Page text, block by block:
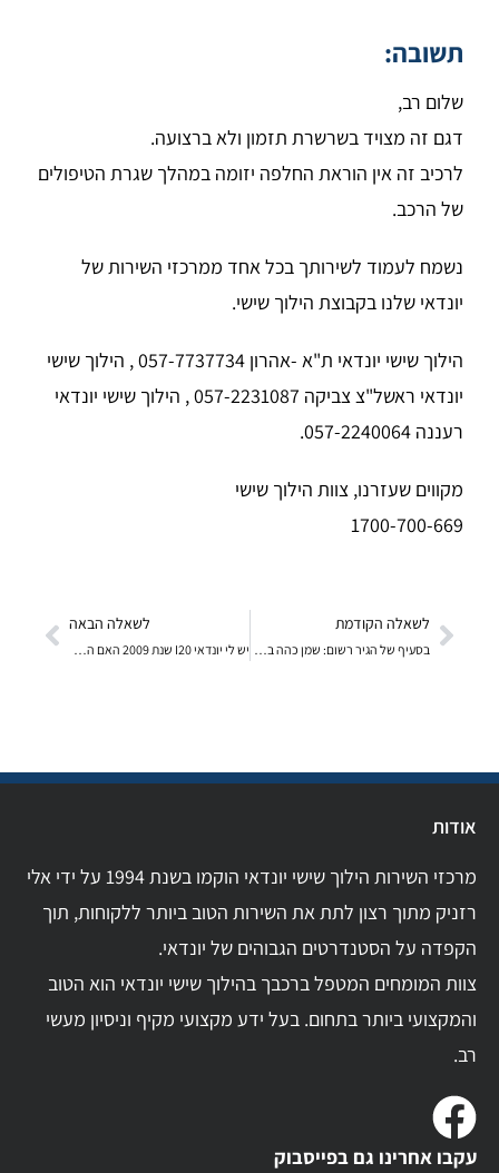
תשובה:
שלום רב,
דגם זה מצויד בשרשרת תזמון ולא ברצועה.
לרכיב זה אין הוראת החלפה יזומה במהלך שגרת הטיפולים
של הרכב.
נשמח לעמוד לשירותך בכל אחד ממרכזי השירות של
יונדאי שלנו בקבוצת הילוך שישי.
הילוך שישי יונדאי ת"א -אהרון 057-7737734 , הילוך שישי
יונדאי ראשל"צ צביקה 057-2231087 , הילוך שישי יונדאי
רעננה 057-2240064.
מקווים שעזרנו, צוות הילוך שישי
1700-700-669
לשאלה הקודמת לשאלה הבאה
אודות
מרכזי השירות הילוך שישי יונדאי הוקמו בשנת 1994 על ידי אלי
רזניק מתוך רצון לתת את השירות הטוב ביותר ללקוחות, תוך
הקפדה על הסטנדרטים הגבוהים של יונדאי.
צוות המומחים המטפל ברכבך בהילוך שישי יונדאי הוא הטוב
והמקצועי ביותר בתחום. בעל ידע מקצועי מקיף וניסיון מעשי
רב.
עקבו אחרינו גם בפייסבוק